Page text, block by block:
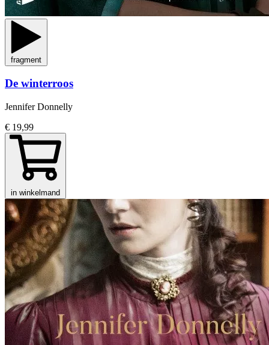
fragment
De winterroos
Jennifer Donnelly
€ 19,99
in winkelmand